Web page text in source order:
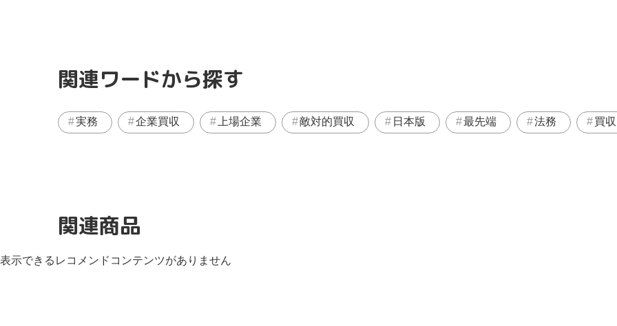
関連ワードから探す
実務 企業買収 上場企業 敵対的買収 日本版 最先端 法務 買
関連商品
表示できるレコメンドコンテンツがありません